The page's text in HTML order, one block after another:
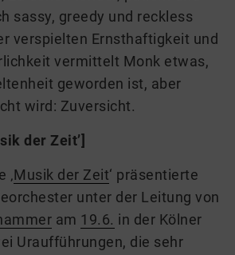
sassy, greedy und reckless
verspielten Ernsthaftigkeit und
vermittelt Monk etwas,
geworden ist, aber
wird: Zuversicht.
der Zeit’]
‚Musik der Zeit‘ präsentierte
unter der Leitung von
am 19.6. in der Kölner
Uraufführungen, die sehr